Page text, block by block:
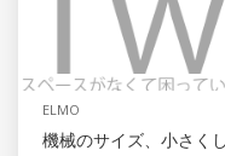
ELMO
機械のサイズ、小さく